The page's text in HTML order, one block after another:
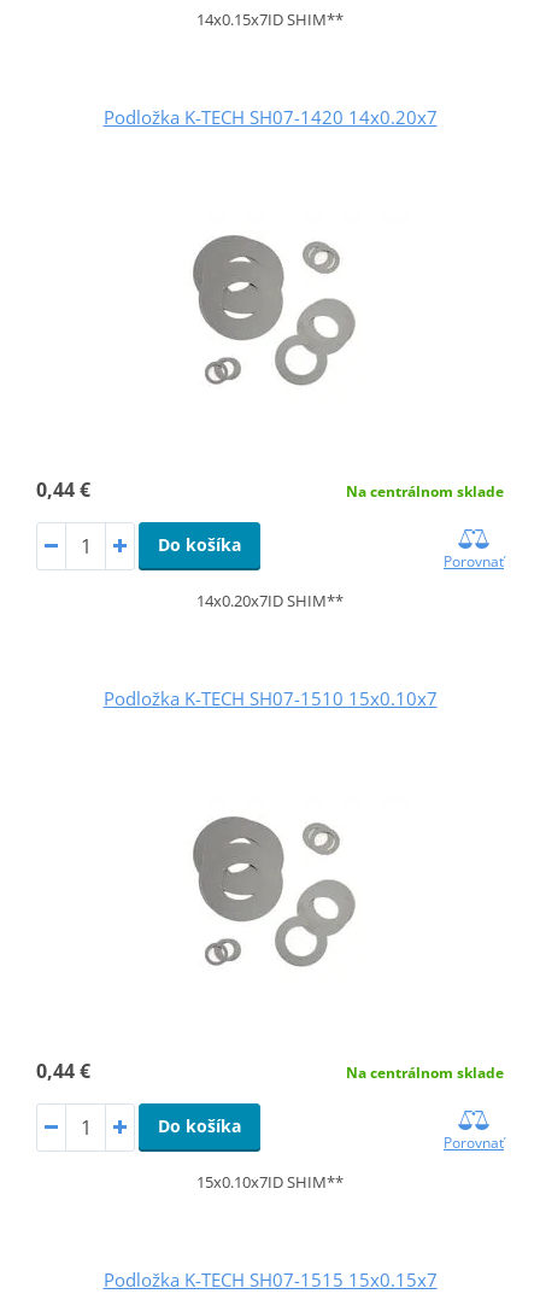
14x0.15x7ID SHIM**
Podložka K-TECH SH07-1420 14x0.20x7
0,44 € Na centrálnom sklade
Do košíka
Porovnať
14x0.20x7ID SHIM**
Podložka K-TECH SH07-1510 15x0.10x7
0,44 € Na centrálnom sklade
Do košíka
Porovnať
15x0.10x7ID SHIM**
Podložka K-TECH SH07-1515 15x0.15x7